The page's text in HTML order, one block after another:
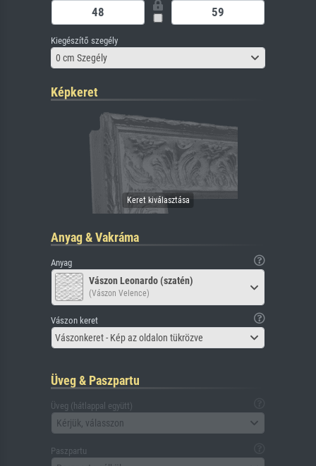
Kiegészítő szegély
0 cm Szegély
Képkeret
Anyag & Vakráma
Anyag
Vászon Leonardo (szatén)
(Vászon Velence)
Vászon keret
Vászonkeret - Kép az oldalon tükrözve
Üveg & Paszpartu
Üveg (hátlappal együtt)
Kérjük, válasszon
Paszpartu